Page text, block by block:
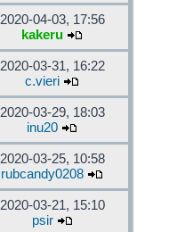
2020-04-03, 17:56
kakeru
2020-03-31, 16:22
c.vieri
2020-03-29, 18:03
inu20
2020-03-25, 10:58
rubcandy0208
2020-03-21, 15:10
psir